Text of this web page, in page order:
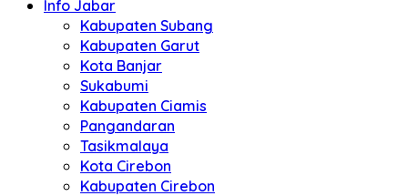
Info Jabar
Kabupaten Subang
Kabupaten Garut
Kota Banjar
Sukabumi
Kabupaten Ciamis
Pangandaran
Tasikmalaya
Kota Cirebon
Kabupaten Cirebon